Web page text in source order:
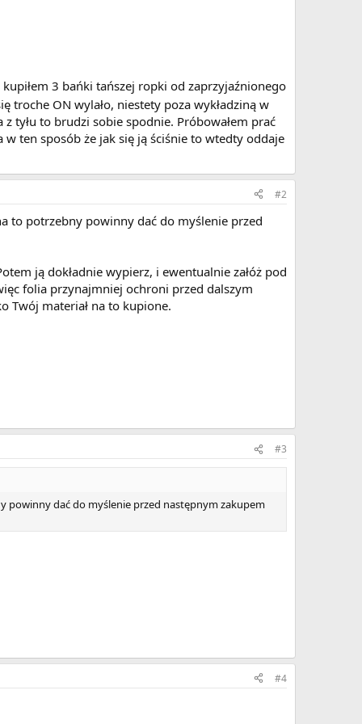
3 bańki tańszej ropki od zaprzyjaźnionego
troche ON wylało, niestety poza wykładziną w
tyłu to brudzi sobie spodnie. Próbowałem prać
w ten sposób że jak się ją ściśnie to wtedty oddaje
#2
to potrzebny powinny dać do myślenie przed
ją dokładnie wypierz, i ewentualnie załóż pod
folia przynajmniej ochroni przed dalszym
Twój materiał na to kupione.
#3
powinny dać do myślenie przed następnym zakupem
#4